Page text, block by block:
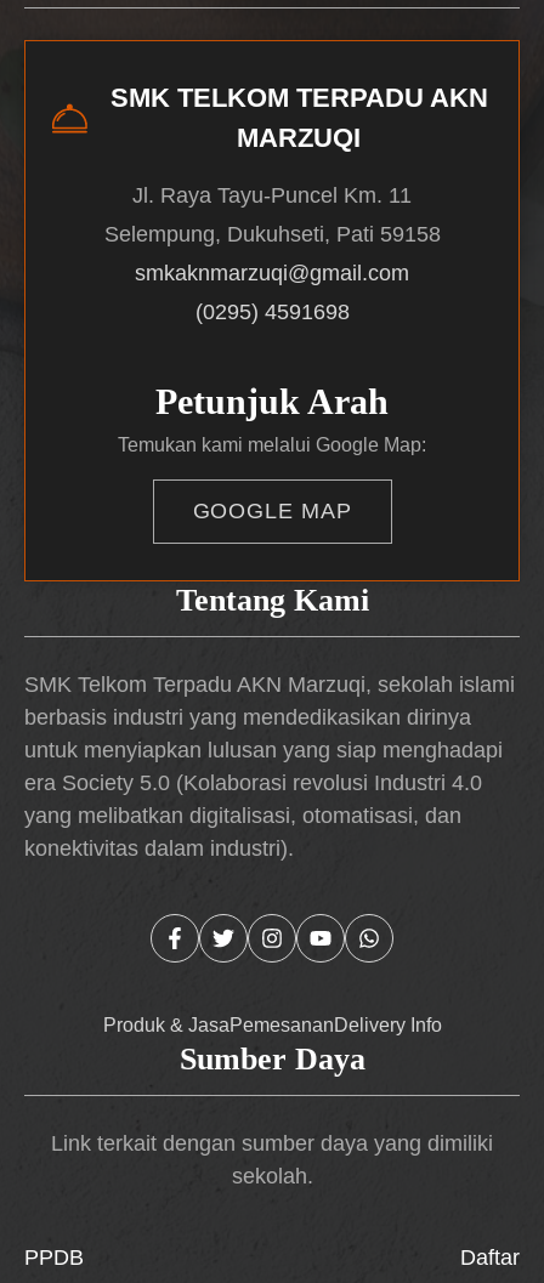
Tentang Kami
SMK Telkom Terpadu AKN Marzuqi, sekolah islami
berbasis industri yang mendedikasikan dirinya
untuk menyiapkan lulusan yang siap menghadapi
era Society 5.0 (Kolaborasi revolusi Industri 4.0
yang melibatkan digitalisasi, otomatisasi, dan
konektivitas dalam industri).
Produk & JasaPemesananDelivery Info
SMK TELKOM TERPADU AKN
MARZUQI
Jl. Raya Tayu-Puncel Km. 11
Selempung, Dukuhseti, Pati 59158
smkaknmarzuqi@gmail.com
(0295) 4591698
Petunjuk Arah
Temukan kami melalui Google Map:
GOOGLE MAP
Sumber Daya
Link terkait dengan sumber daya yang dimiliki
sekolah.
PPDB Daftar